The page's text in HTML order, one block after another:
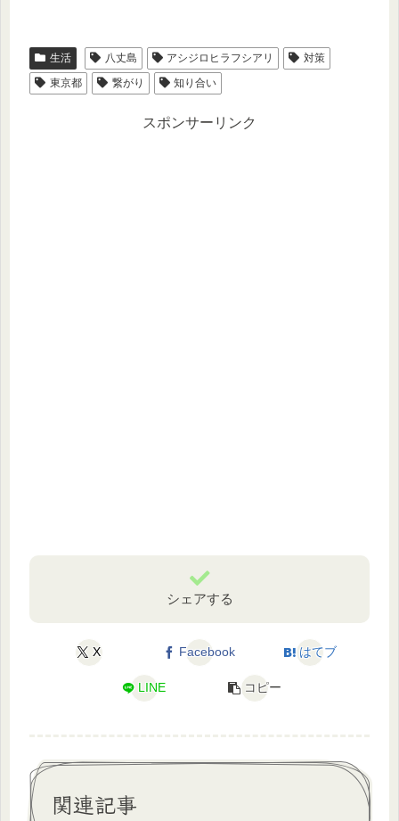
生活 八丈島 アシジロヒラフシアリ
対策
東京都
繋がり 知り合い
スポンサーリンク
シェアする
X Facebook はてブ
LINE コピー
関連記事